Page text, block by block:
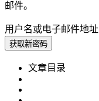
邮件。
用户名或电子邮件地址
文章目录